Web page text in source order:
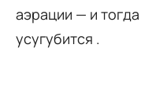
аэрации — и
усугубится .